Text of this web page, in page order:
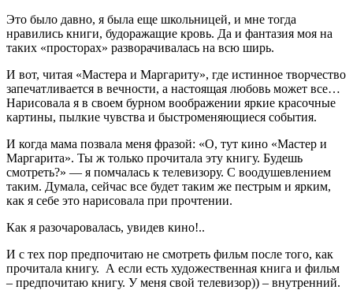
Это было давно, я была еще школьницей, и мне тогда
нравились книги, будоражащие кровь. Да и фантазия моя на
таких «просторах» разворачивалась на всю ширь.
И вот, читая «Мастера и Маргариту», где истинное творчество
запечатливается в вечности, а настоящая любовь может все…
Нарисовала я в своем бурном воображении яркие красочные
картины, пылкие чувства и быстроменяющиеся события.
И когда мама позвала меня фразой: «О, тут кино «Мастер и
Маргарита». Ты ж только прочитала эту книгу. Будешь
смотреть?» — я помчалась к телевизору. С воодушевлением
таким. Думала, сейчас все будет таким же пестрым и ярким,
как я себе это нарисовала при прочтении.
Как я разочаровалась, увидев кино!..
И с тех пор предпочитаю не смотреть фильм после того, как
прочитала книгу. А если есть художественная книга и фильм
– предпочитаю книгу. У меня свой телевизор)) – внутренний.